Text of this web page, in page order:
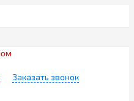
Заказать звонок